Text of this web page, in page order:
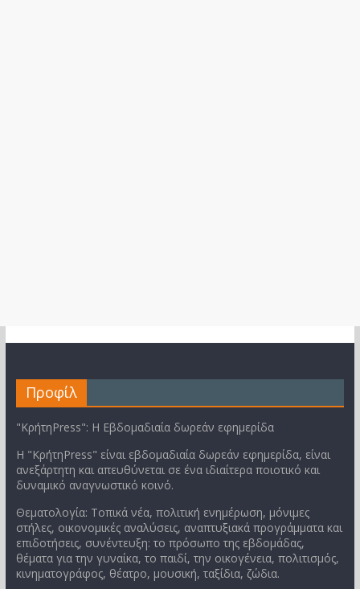
Προφίλ
"ΚρήτηPress": Η Εβδομαδιαία δωρεάν εφημερίδα
Η "ΚρήτηPress" είναι εβδομαδιαία δωρεάν εφημερίδα, είναι
ανεξάρτητη και απευθύνεται σε ένα ιδιαίτερα ποιοτικό και
δυναμικό αναγνωστικό κοινό.
Θεματολογία: Τοπικά νέα, πολιτική ενημέρωση, μόνιμες
στήλες, οικονομικές αναλύσεις, αναπτυξιακά προγράμματα και
επιδοτήσεις, συνέντευξη: το πρόσωπο της εβδομάδας,
θέματα για την γυναίκα, το παιδί, την οικογένεια, πολιτισμός,
κινηματογράφος, θέατρο, μουσική, ταξίδια, ζώδια.